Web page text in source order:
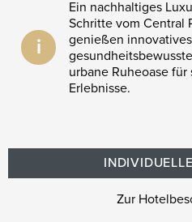
i
Ein nachhaltiges
Schritte vom Central
genießen
urbane Ruheoase
Erlebnisse.
Zur